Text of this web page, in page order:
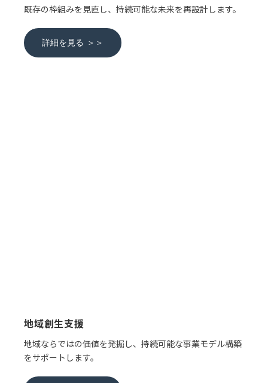
既存の枠組みを見直し、持続可能な未来を再設計します。
詳細を見る ＞＞
地域創生支援
地域ならではの価値を発掘し、持続可能な事業モデル構築
をサポートします。